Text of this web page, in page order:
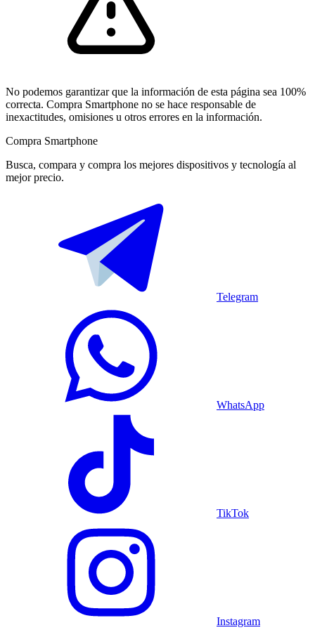
No podemos garantizar que la información de esta página sea 100%
correcta. Compra Smartphone no se hace responsable de
inexactitudes, omisiones u otros errores en la información.
Compra Smartphone
Busca, compara y compra los mejores dispositivos y tecnología al
mejor precio.
Telegram
WhatsApp
TikTok
Instagram